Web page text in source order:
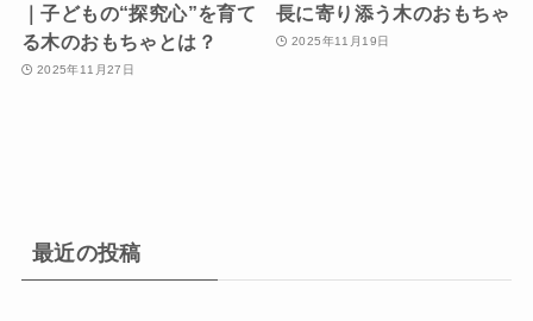
｜子どもの“探究心”を育て
る木のおもちゃとは？
2025年11月27日
長に寄り添う木のおもちゃ
2025年11月19日
最近の投稿